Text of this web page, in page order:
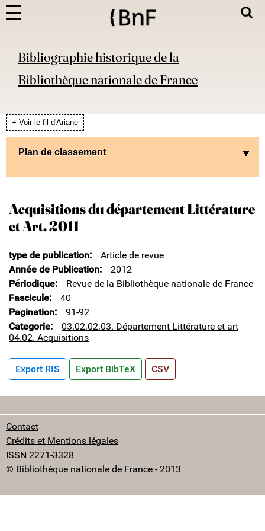
Bibliographie historique de la
Bibliothèque nationale de France
+ Voir le fil d'Ariane
Plan de classement
Acquisitions du département Littérature
et Art. 2011
type de publication
Article de revue
Année de Publication
2012
Périodique
Revue de la Bibliothèque nationale de France
Fascicule
40
Pagination
91-92
Categorie
03.02.02.03. Département Littérature et art
04.02. Acquisitions
Export RIS Export BibTeX CSV
Contact
Crédits et Mentions légales
ISSN 2271-3328
© Bibliothèque nationale de France - 2013